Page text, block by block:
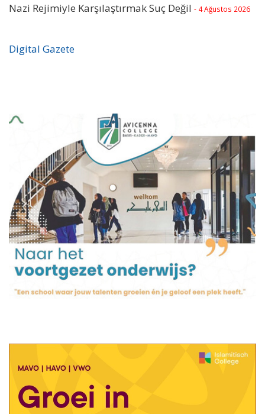
Nazi Rejimiyle Karşılaştırmak Suç Değil - 4 Ağustos 2026
Digital Gazete